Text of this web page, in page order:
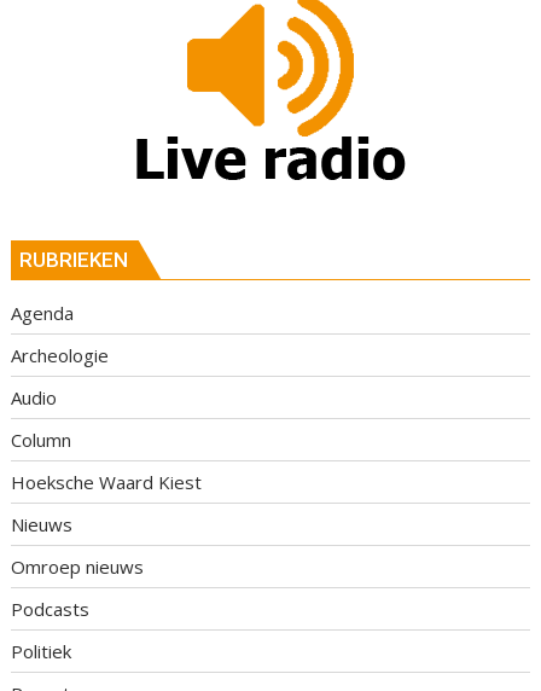
RUBRIEKEN
Agenda
Archeologie
Audio
Column
Hoeksche Waard Kiest
Nieuws
Omroep nieuws
Podcasts
Politiek